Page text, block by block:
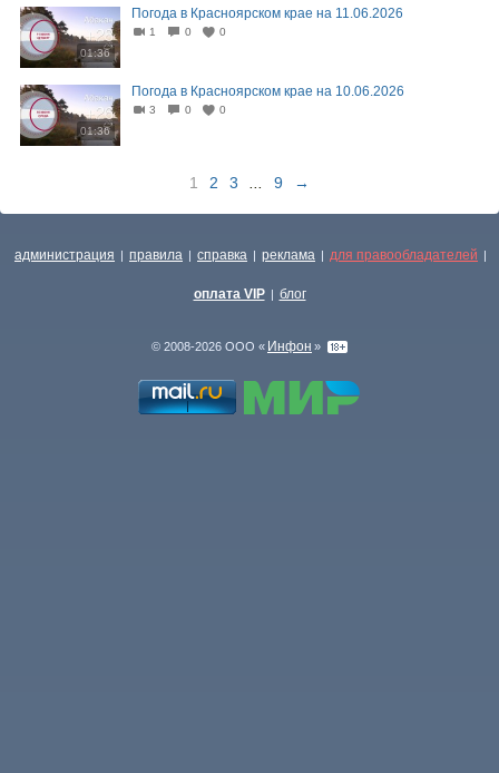
01:36
Погода в Красноярском крае на 11.06.2026
1 0 0
01:36
Погода в Красноярском крае на 10.06.2026
3 0 0
1 2 3 9 →
администрация | правила | справка | реклама | для правообладателей |
оплата VIP | блог
© 2008-2026 ООО « Инфон »